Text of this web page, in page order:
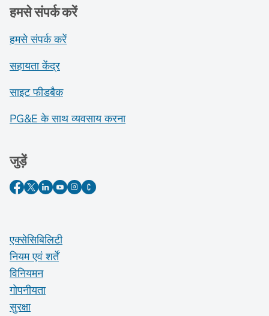
हमसे संपर्क करें
हमसे संपर्क करें
सहायता केंद्र
साइट फीडबैक
PG&E के साथ व्यवसाय करना
जुड़ें
एक्सेसिबिलिटी
नियम एवं शर्तें
विनियमन
गोपनीयता
सुरक्षा